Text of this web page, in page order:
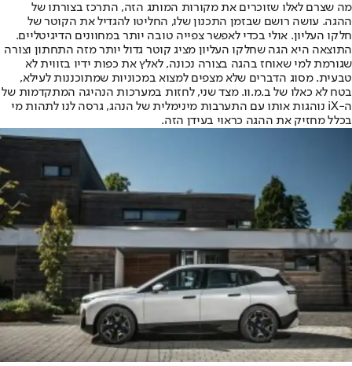
מה שצרם לאלו שזוכרים את מקורות המותג הזה, התרכז בצורתו של
ההגה. עושה רושם שבזמן התכנון שלו, החליטו להגדיל את הקוטר של
חלקו העליון. אולי בכדי לאפשר צפייה טובה יותר במחוונים הדיגיטליים.
התוצאה היא הגה שחלקו העליון מציג קוטר גדול יותר מזה התחתון וצורה
שגורמת למי שאוחז בהגה בצורה נכונה, לאלץ את כפות ידיו בזווית לא
טבעית. מסוג הדברים שלא מצפים למצוא במכוניות שמתוכננות לעילא,
בטח לא כאלו של ב.מ.וו. מצד שני, לחזות במערכות הנהיגה המתקדמות של
ה-iX נוהגות אותו עם התערבות מינימלית של הנהג, גרסה לנו לתהות מי
בכלל מחזיק את ההגה כראוי בעידן הזה.